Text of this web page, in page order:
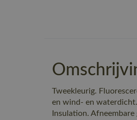
Tweekleurig.
en wind- en
Insulation.